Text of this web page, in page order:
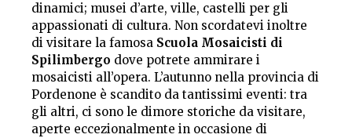
dinamici; musei d’arte, ville, castelli per gli
appassionati di cultura. Non scordatevi inoltre
di visitare la famosa Scuola Mosaicisti di
Spilimbergo dove potrete ammirare i
mosaicisti all’opera. L’autunno nella provincia di
Pordenone è scandito da tantissimi eventi: tra
gli altri, ci sono le dimore storiche da visitare,
aperte eccezionalmente in occasione di